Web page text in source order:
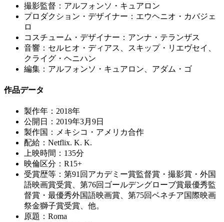
撮影監督：アルフォンソ・キュアロン
プロダクション・デザイナー：エウヘニオ・カバジェ
ロ
コスチューム・デザイナー：アンナ・テランザス
音響：セルヒオ・ディアス、スキップ・リエヴセイ、
クライグ・ヘニハン
編集：アルフォンソ・キュアロン、アダム・ゴ
作品データ
製作年：2018年
公開日：2019年3月9日
製作国：メキシコ・アメリカ合作
配給：Netflix. K. K.
上映時間：135分
映倫区分：R15+
受賞歴等：第91回アカデミー賞監督賞・撮影賞・外国
語映画賞受賞、第76回ゴールデングローブ賞最優秀監
督賞・最優秀外国語映画賞、第75回ベネチア国際映画
祭金獅子賞受賞、他。
原題：Roma